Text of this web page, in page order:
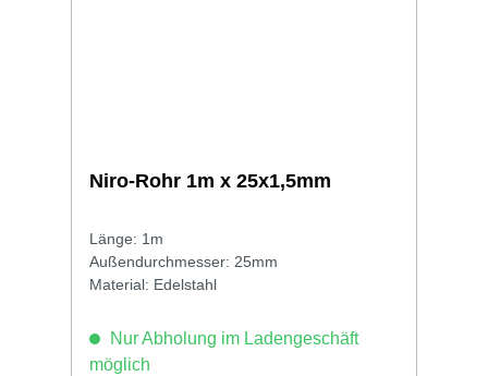
Niro-Rohr 1m x 25x1,5mm
Länge: 1m
Außendurchmesser: 25mm
Material: Edelstahl
Nur Abholung im Ladengeschäft
möglich